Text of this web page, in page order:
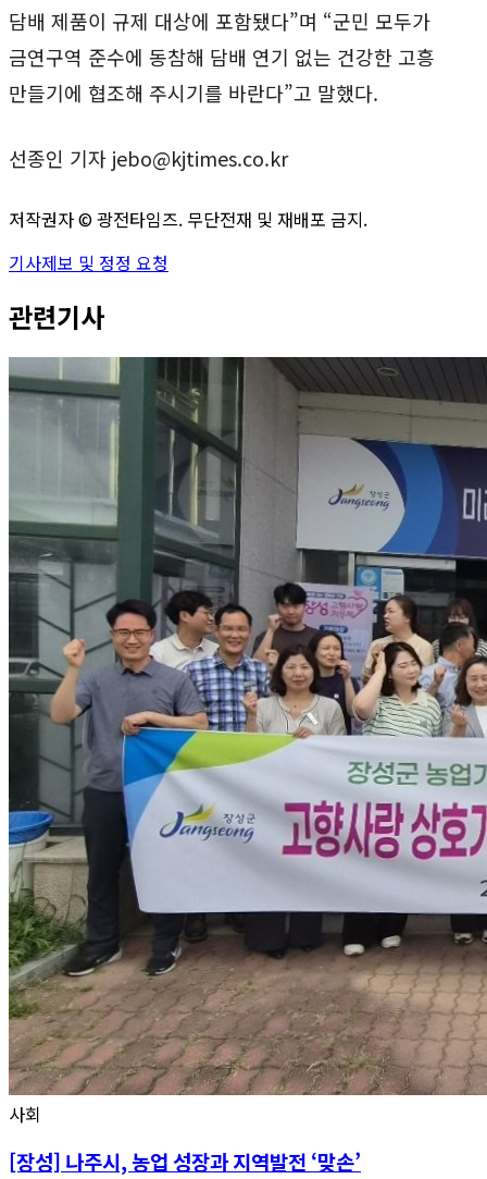
담배 제품이 규제 대상에 포함됐다”며 “군민 모두가
금연구역 준수에 동참해 담배 연기 없는 건강한 고흥
만들기에 협조해 주시기를 바란다”고 말했다.
선종인 기자 jebo@kjtimes.co.kr
저작권자 ©광전타임즈. 무단전재 및 재배포 금지.
기사제보 및 정정 요청
관련기사
사회
[장성] 나주시, 농업 성장과 지역발전 ‘맞손’